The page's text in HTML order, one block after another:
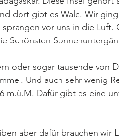
dort gibt es Wale. Wir
vor uns in die Luft.
Schönsten
oder sogar tausende von
Und auch sehr wenig
m.ü.M. Dafür gibt es eine
aber dafür brauchen wir